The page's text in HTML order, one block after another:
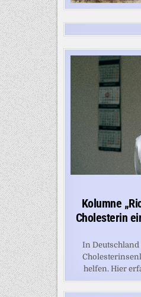
Kolumne
Cholesterin
In
helfen. Hier